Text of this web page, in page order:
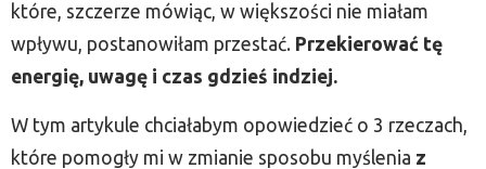
które, szczerze mówiąc, w większości nie miałam
wpływu, postanowiłam przestać. Przekierować tę
energię, uwagę i czas gdzieś indziej.
W tym artykule chciałabym opowiedzieć o 3 rzeczach,
które pomogły mi w zmianie sposobu myślenia z